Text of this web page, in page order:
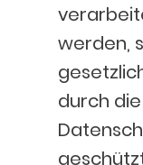
werden,
durch die